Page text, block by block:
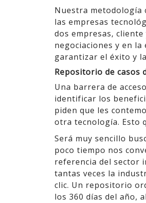
Nuestra metodología
las empresas
dos empresas,
negociaciones y en
garantizar el éxito y
Repositorio de casos
Una barrera de
identificar los
piden que les
otra tecnología. Esto
Será muy sencillo
poco tiempo nos
referencia del sector
tantas veces la
clic. Un repositorio
los 360 días del año,